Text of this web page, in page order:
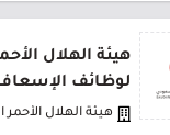
هيئة الهلال
لوظائف
هيئة الهلال